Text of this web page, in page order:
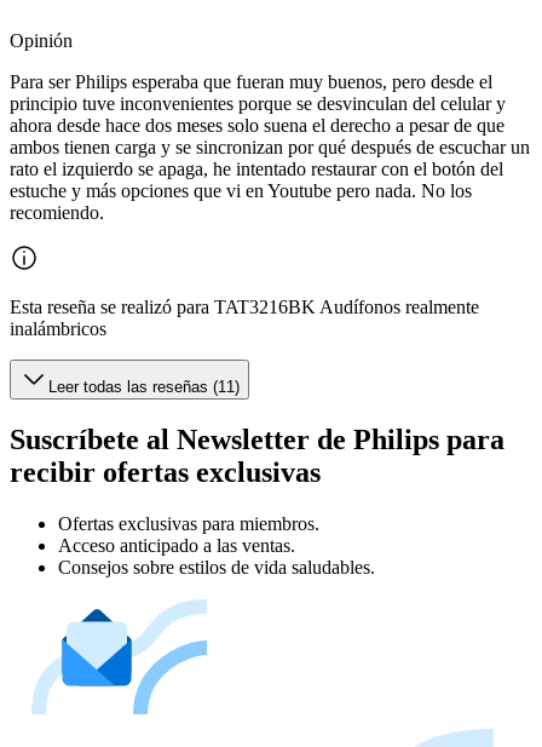
Opinión
Para ser Philips esperaba que fueran muy buenos, pero desde el
principio tuve inconvenientes porque se desvinculan del celular y
ahora desde hace dos meses solo suena el derecho a pesar de que
ambos tienen carga y se sincronizan por qué después de escuchar un
rato el izquierdo se apaga, he intentado restaurar con el botón del
estuche y más opciones que vi en Youtube pero nada. No los
recomiendo.
Esta reseña se realizó para TAT3216BK Audífonos realmente
inalámbricos
Leer todas las reseñas (11)
Suscríbete al Newsletter de Philips para
recibir ofertas exclusivas
Ofertas exclusivas para miembros.
Acceso anticipado a las ventas.
Consejos sobre estilos de vida saludables.